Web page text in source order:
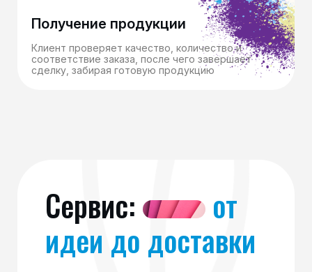
Получение продукции
Клиент проверяет качество, количество и
соответствие заказа, после чего завершает
сделку, забирая готовую продукцию
Сервис:
от
идеи до доставки